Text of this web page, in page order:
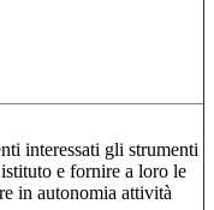
interessati gli strumenti
e fornire a loro le
in autonomia attività